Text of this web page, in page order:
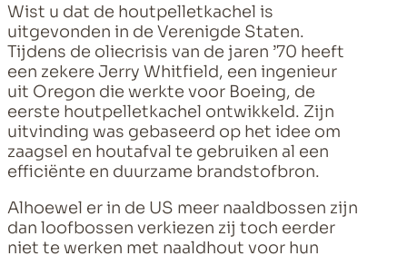
Wist u dat de houtpelletkachel is
uitgevonden in de Verenigde Staten.
Tijdens de oliecrisis van de jaren ’70 heeft
een zekere Jerry Whitfield, een ingenieur
uit Oregon die werkte voor Boeing, de
eerste houtpelletkachel ontwikkeld. Zijn
uitvinding was gebaseerd op het idee om
zaagsel en houtafval te gebruiken al een
efficiënte en duurzame brandstofbron.
Alhoewel er in de US meer naaldbossen zijn
dan loofbossen verkiezen zij toch eerder
niet te werken met naaldhout voor hun